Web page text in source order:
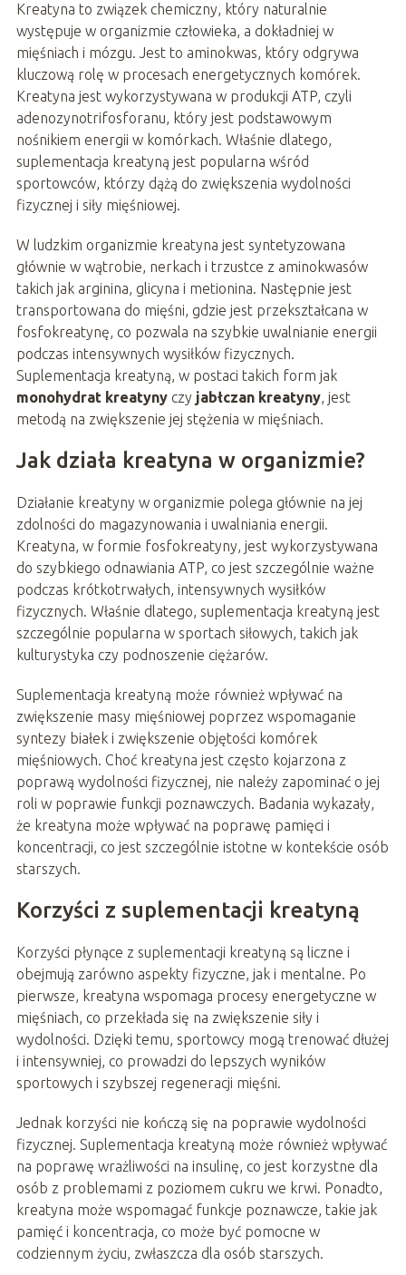
Kreatyna to związek chemiczny, który naturalnie
występuje w organizmie człowieka, a dokładniej w
mięśniach i mózgu. Jest to aminokwas, który odgrywa
kluczową rolę w procesach energetycznych komórek.
Kreatyna jest wykorzystywana w produkcji ATP, czyli
adenozynotrifosforanu, który jest podstawowym
nośnikiem energii w komórkach. Właśnie dlatego,
suplementacja kreatyną jest popularna wśród
sportowców, którzy dążą do zwiększenia wydolności
fizycznej i siły mięśniowej.
W ludzkim organizmie kreatyna jest syntetyzowana
głównie w wątrobie, nerkach i trzustce z aminokwasów
takich jak arginina, glicyna i metionina. Następnie jest
transportowana do mięśni, gdzie jest przekształcana w
fosfokreatynę, co pozwala na szybkie uwalnianie energii
podczas intensywnych wysiłków fizycznych.
Suplementacja kreatyną, w postaci takich form jak
monohydrat kreatynyczy jabłczan kreatyny, jest
metodą na zwiększenie jej stężenia w mięśniach.
Jak działa kreatyna w organizmie?
Działanie kreatyny w organizmie polega głównie na jej
zdolności do magazynowania i uwalniania energii.
Kreatyna, w formie fosfokreatyny, jest wykorzystywana
do szybkiego odnawiania ATP, co jest szczególnie ważne
podczas krótkotrwałych, intensywnych wysiłków
fizycznych. Właśnie dlatego, suplementacja kreatyną jest
szczególnie popularna w sportach siłowych, takich jak
kulturystyka czy podnoszenie ciężarów.
Suplementacja kreatyną może również wpływać na
zwiększenie masy mięśniowej poprzez wspomaganie
syntezy białek i zwiększenie objętości komórek
mięśniowych. Choć kreatyna jest często kojarzona z
poprawą wydolności fizycznej, nie należy zapominać o jej
roli w poprawie funkcji poznawczych. Badania wykazały,
że kreatyna może wpływać na poprawę pamięci i
koncentracji, co jest szczególnie istotne w kontekście osób
starszych.
Korzyści z suplementacji kreatyną
Korzyści płynące z suplementacji kreatyną są liczne i
obejmują zarówno aspekty fizyczne, jak i mentalne. Po
pierwsze, kreatyna wspomaga procesy energetyczne w
mięśniach, co przekłada się na zwiększenie siły i
wydolności. Dzięki temu, sportowcy mogą trenować dłużej
i intensywniej, co prowadzi do lepszych wyników
sportowych i szybszej regeneracji mięśni.
Jednak korzyści nie kończą się na poprawie wydolności
fizycznej. Suplementacja kreatyną może również wpływać
na poprawę wrażliwości na insulinę, co jest korzystne dla
osób z problemami z poziomem cukru we krwi. Ponadto,
kreatyna może wspomagać funkcje poznawcze, takie jak
pamięć i koncentracja, co może być pomocne w
codziennym życiu, zwłaszcza dla osób starszych.